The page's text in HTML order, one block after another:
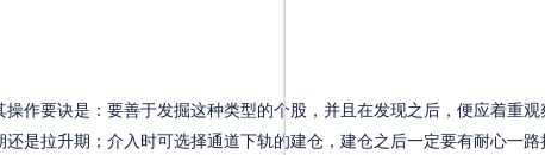
要诀是：要善于发掘这种类型的个股，并且在发现之后，便应着重观
还是拉升期；介入时可选择通道下轨的建仓，建仓之后一定要有耐心一